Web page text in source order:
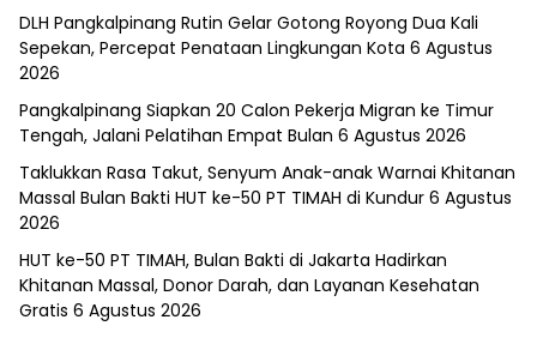
DLH Pangkalpinang Rutin Gelar Gotong Royong Dua Kali
Sepekan, Percepat Penataan Lingkungan Kota 6 Agustus
2026
Pangkalpinang Siapkan 20 Calon Pekerja Migran ke Timur
Tengah, Jalani Pelatihan Empat Bulan 6 Agustus 2026
Taklukkan Rasa Takut, Senyum Anak-anak Warnai Khitanan
Massal Bulan Bakti HUT ke-50 PT TIMAH di Kundur 6 Agustus
2026
HUT ke-50 PT TIMAH, Bulan Bakti di Jakarta Hadirkan
Khitanan Massal, Donor Darah, dan Layanan Kesehatan
Gratis 6 Agustus 2026